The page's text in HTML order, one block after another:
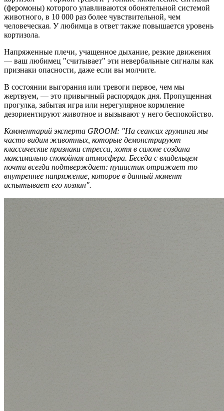
(феромоны) которого улавливаются обонятельной системой
животного, в 10 000 раз более чувствительной, чем
человеческая. У любимца в ответ также повышается уровень
кортизола.
Напряженные плечи, учащенное дыхание, резкие движения
— ваш любимец "считывает" эти невербальные сигналы как
признаки опасности, даже если вы молчите.
В состоянии выгорания или тревоги первое, чем мы
жертвуем, — это привычный распорядок дня. Пропущенная
прогулка, забытая игра или нерегулярное кормление
дезориентируют животное и вызывают у него беспокойство.
Комментарий эксперта GROOM: "На сеансах груминга мы
часто видим животных, которые демонстрируют
классические признаки стресса, хотя в салоне создана
максимально спокойная атмосфера. Беседа с владельцем
почти всегда подтверждает: пушистик отражает то
внутреннее напряжение, которое в данный момент
испытывает его хозяин".